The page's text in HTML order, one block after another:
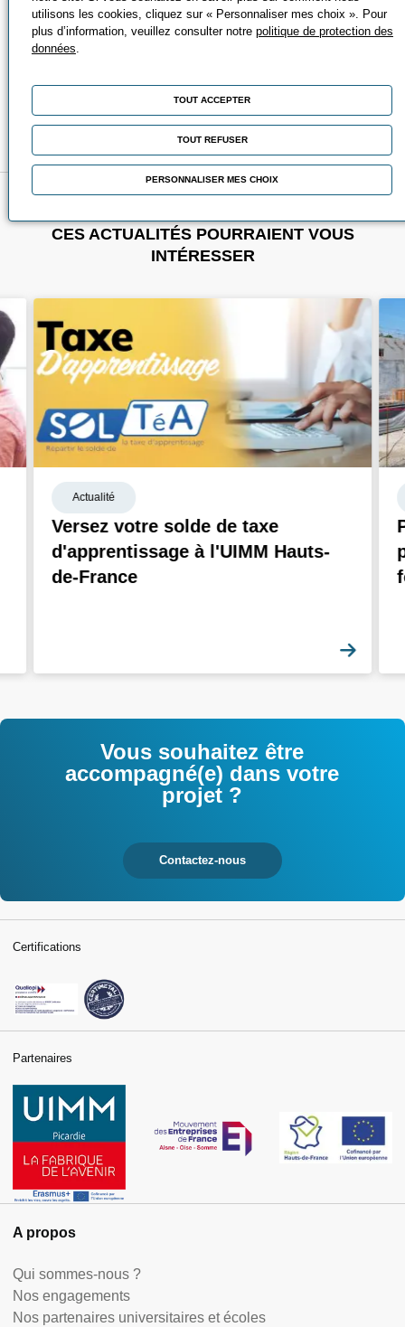
Publié le 8 novembre 2023
CES ACTUALITÉS POURRAIENT VOUS
INTÉRESSER
Actualité
Versez votre solde de taxe
d'apprentissage à l'UIMM Hauts-
de-France
Vous souhaitez être
accompagné(e) dans votre
projet ?
Contactez-nous
A propos
Qui sommes-nous ?
Nos engagements
Nos partenaires universitaires et écoles
Certifications
Partenaires
utilisons les cookies, cliquez sur « Personnaliser mes choix ». Pour
plus d’information, veuillez consulter notre politique de protection des
données.
TOUT ACCEPTER
TOUT REFUSER
PERSONNALISER MES CHOIX